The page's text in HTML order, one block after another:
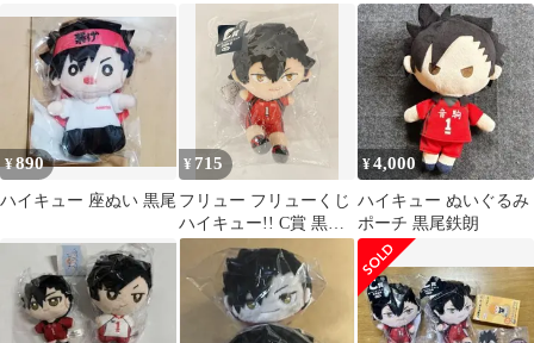
鉄朗 音駒高校
¥890
ハイキュー 座ぬい 黒尾
¥ 715
フリュー フリューくじ
ハイキュー!! C賞 黒尾
鉄朗 ぬいもっちマスコ
¥4,000
ハイキュー ぬいぐるみ
ポーチ 黒尾鉄朗